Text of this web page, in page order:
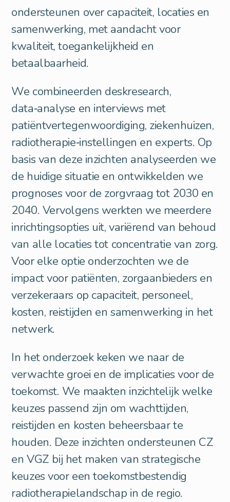
ondersteunen over capaciteit, locaties en
samenwerking, met aandacht voor
kwaliteit, toegankelijkheid en
betaalbaarheid.
We combineerden deskresearch,
data‑analyse en interviews met
patiëntvertegenwoordiging, ziekenhuizen,
radiotherapie‑instellingen en experts. Op
basis van deze inzichten analyseerden we
de huidige situatie en ontwikkelden we
prognoses voor de zorgvraag tot 2030 en
2040. Vervolgens werkten we meerdere
inrichtingsopties uit, variërend van behoud
van alle locaties tot concentratie van zorg.
Voor elke optie onderzochten we de
impact voor patiënten, zorgaanbieders en
verzekeraars op capaciteit, personeel,
kosten, reistijden en samenwerking in het
netwerk.
In het onderzoek keken we naar de
verwachte groei en de implicaties voor de
toekomst. We maakten inzichtelijk welke
keuzes passend zijn om wachttijden,
reistijden en kosten beheersbaar te
houden. Deze inzichten ondersteunen CZ
en VGZ bij het maken van strategische
keuzes voor een toekomstbestendig
radiotherapielandschap in de regio.